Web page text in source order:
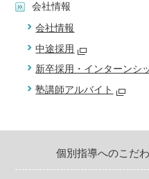
会社情報
会社情報
中途採用
新卒採用・インターンシ
塾講師アルバイト
個別指導へのこだ